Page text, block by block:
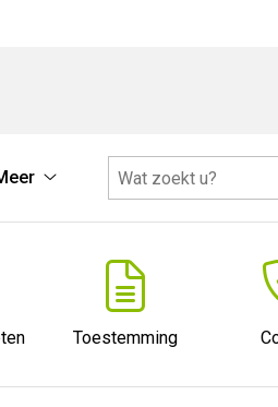
submenu
Toestemming